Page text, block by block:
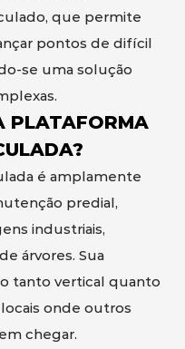
que permite
pontos de difícil
se uma solução
PLATAFORMA
é amplamente
predial,
industriais,
árvores. Sua
tanto vertical quanto
onde outros
chegar.